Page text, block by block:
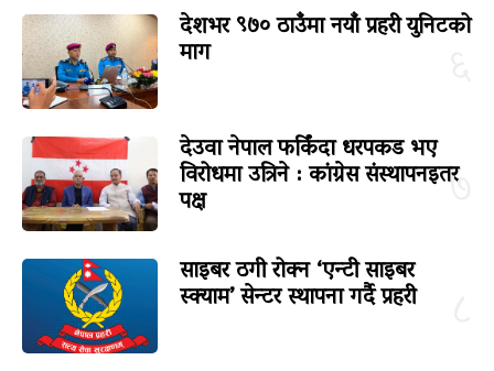
देशभर ९७० ठाउँमा नयाँ प्रहरी युनिटको
माग
७
देउवा नेपाल फर्किंदा धरपकड भए
विरोधमा उत्रिने : कांग्रेस संस्थापनइतर
पक्ष
साइबर ठगी रोक्न ‘एन्टी साइबर
स्क्याम’ सेन्टर स्थापना गर्दै प्रहरी